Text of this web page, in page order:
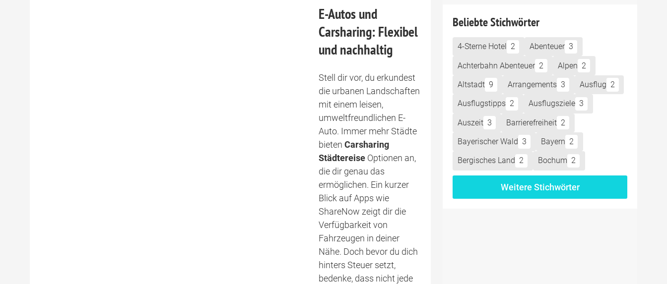
E-Autos und
Carsharing: Flexibel
und nachhaltig
Stell dir vor, du erkundest
die urbanen Landschaften
mit einem leisen,
umweltfreundlichen E-
Auto. Immer mehr Städte
bieten Carsharing
Städtereise Optionen an,
die dir genau das
ermöglichen. Ein kurzer
Blick auf Apps wie
ShareNow zeigt dir die
Verfügbarkeit von
Fahrzeugen in deiner
Nähe. Doch bevor du dich
hinters Steuer setzt,
bedenke, dass nicht jede
Beliebte Stichwörter
4-Sterne Hotel 2 Abenteuer 3
Achterbahn Abenteuer 2 Alpen 2
Altstadt 9 Arrangements 3 Ausflug 2
Ausflugstipps 2 Ausflugsziele 3
Auszeit 3 Barrierefreiheit 2
Bayerischer Wald 3 Bayern 2
Bergisches Land 2 Bochum 2
Weitere Stichwörter